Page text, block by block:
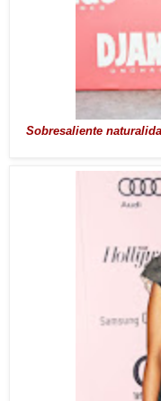
Sobresaliente